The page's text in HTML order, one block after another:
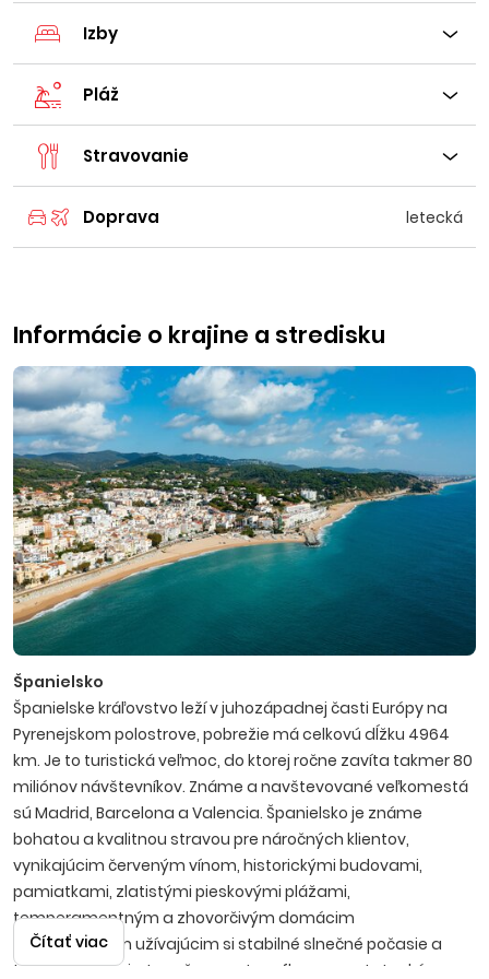
Izby
Pláž
Stravovanie
Doprava letecká
Informácie o krajine a stredisku
Španielsko
Španielske kráľovstvo leží v juhozápadnej časti Európy na
Pyrenejskom polostrove, pobrežie má celkovú dĺžku 4964
km. Je to turistická veľmoc, do ktorej ročne zavíta takmer 80
miliónov návštevníkov. Známe a navštevované veľkomestá
sú Madrid, Barcelona a Valencia. Španielsko je známe
bohatou a kvalitnou stravou pre náročných klientov,
vynikajúcim červeným vínom, historickými budovami,
pamiatkami, zlatistými pieskovými plážami,
temperamentným a zhovorčivým domácim
obyvateľstvom užívajúcim si stabilné slnečné počasie a
teplé letné noci v tanečnom rytme flamenca. Letecké
Čítať viac